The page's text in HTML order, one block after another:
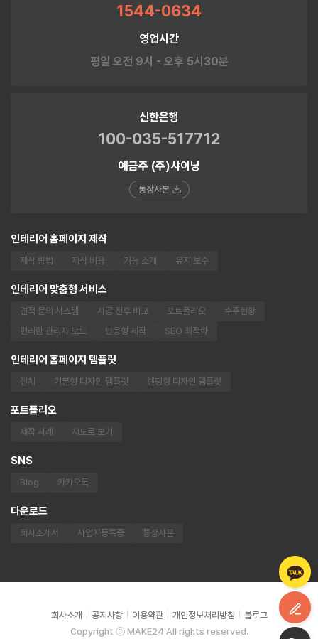
1544-0634
영업시간
평일 오전 9시 - 오후 5시30분
신한은행
100-035-517712
예금주 (주)샤이닝
통장사본
인테리어 홈페이지 제작
제작 방법 제작 비용 기능 소개 유지 보수
인테리어 맞춤형 서비스
견적 문의 시스템 시공 전후 비교 포트폴리오
수주현황
편리한 관리자 모드
반응형 제작 SEO 최적화
인테리어 홈페이지 템플릿
전체 기본형 디자인 템플릿 랜딩형 디자인 템플릿
포트폴리오
제작 사례 지도로 보기
SNS
Blog 카카오톡
다운로드
회사소개서 사업자등록증 통장사본
회사소개 공지사항 이용약관 개인정보처리방침
블로그
Copyright ⓒ MAKE24 All rights reserved.